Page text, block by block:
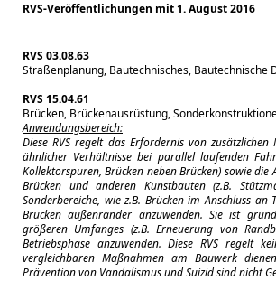
RVS-Veröffentlichungen mit 1. August 2016
RVS 03.08.63
Straßenplanung, Bautechnisches, Bautechnische
RVS 15.04.61
Brücken, Brückenausrüstung,
Anwendungsbereich:
Diese RVS regelt das Erfordernis von
ähnlicher Verhältnisse bei parallel laufenden
Kollektorspuren, Brücken neben Brücken) sowie
Brücken und anderen Kunstbauten (z.B.
Sonderbereiche, wie z.B. Brücken im Anschluss
Brücken außenränder anzuwenden. Sie ist
größeren Umfanges (z.B. Erneuerung von
Betriebsphase anzuwenden.Diese RVS regelt
vergleichbaren Maßnahmen am Bauwerk
Prävention von Vandalismus und Suizid sind nicht